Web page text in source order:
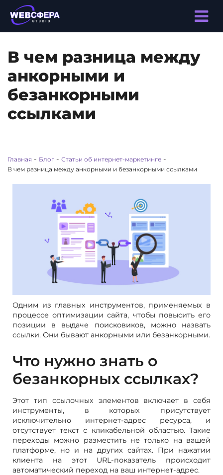
В чем разница между
анкорными и
безанкорными
ссылками
Главная - Блог - Статьи об интернет-маркетинге -
В чем разница между анкорными и безанкорными ссылками
Одним из главных инструментов, применяемых в
процессе оптимизации сайта, чтобы повысить его
позиции в выдаче поисковиков, можно назвать
ссылки. Они бывают анкорными или безанкорными.
Что нужно знать о
безанкорных ссылках?
Этот тип ссылочных элементов включает в себя
инструменты, в которых присутствует
исключительно интернет-адрес ресурса, и
отсутствует текст с кликабельной областью. Такие
переходы можно разместить не только на вашей
платформе, но и на других сайтах. При нажатии
клиента на этот URL-показатель происходит
автоматический переход на ваш интернет-адрес.